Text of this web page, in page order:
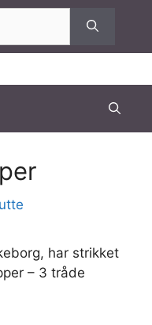
har strikket
– 3 tråde